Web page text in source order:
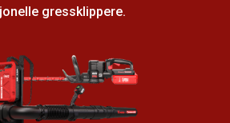
gressklippere.